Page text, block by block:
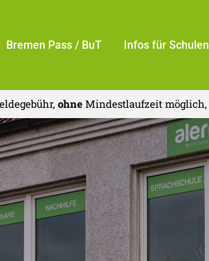
Bremen Pass / BuT Infos für Schulen
ohne Mindestlaufzeit möglich,